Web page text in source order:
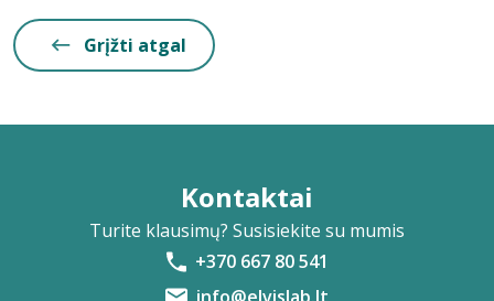
Grįžti atgal
Kontaktai
Turite klausimų? Susisiekite su mumis
+370 667 80 541